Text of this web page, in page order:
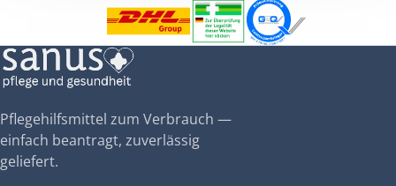
Pflegehilfsmittel zum Verbrauch —
einfach beantragt, zuverlässig
geliefert.